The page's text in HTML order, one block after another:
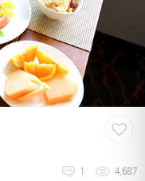
1 4,687